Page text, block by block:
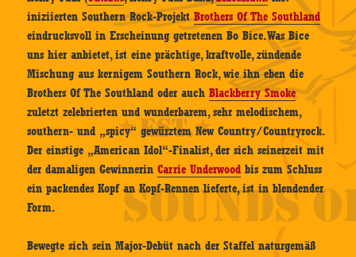
iniziierten Southern Rock-ProjektBrothers Of The Southland
eindrucksvoll in Erscheinung getretenen Bo Bice. Was Bice
uns hier anbietet, ist eine prächtige, kraftvolle, zündende
Mischung aus kernigem Southern Rock, wie ihn eben die
Brothers Of The Southland oder auchBlackberry Smoke
zuletzt zelebrierten und wunderbarem, sehr melodischem,
southern- und „spicy“ gewürztem New Country/Countryrock.
Der einstige „American Idol“-Finalist, der sich seinerzeit mit
der damaligen GewinnerinCarrie Underwood bis zum Schluss
ein packendes Kopf an Kopf-Rennen lieferte, ist in blendender
Form.
Bewegte sich sein Major-Debüt nach der Staffel naturgemäß